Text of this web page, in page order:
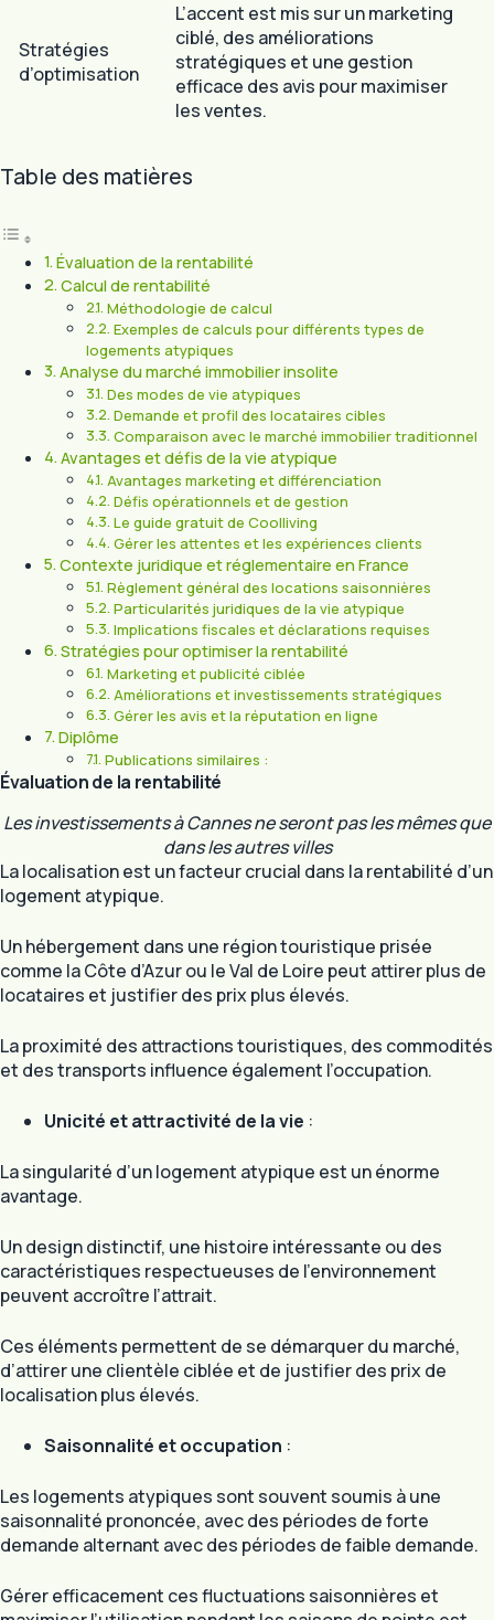
Stratégies
d’optimisation
L’accent est mis sur un marketing
ciblé, des améliorations
stratégiques et une gestion
efficace des avis pour maximiser
les ventes.
Table des matières
Évaluation de la rentabilité
Calcul de rentabilité
Méthodologie de calcul
Exemples de calculs pour différents types de
logements atypiques
Analyse du marché immobilier insolite
Des modes de vie atypiques
Demande et profil des locataires cibles
Comparaison avec le marché immobilier traditionnel
Avantages et défis de la vie atypique
Avantages marketing et différenciation
Défis opérationnels et de gestion
Le guide gratuit de Coolliving
Gérer les attentes et les expériences clients
Contexte juridique et réglementaire en France
Règlement général des locations saisonnières
Particularités juridiques de la vie atypique
Implications fiscales et déclarations requises
Stratégies pour optimiser la rentabilité
Marketing et publicité ciblée
Améliorations et investissements stratégiques
Gérer les avis et la réputation en ligne
Diplôme
Publications similaires :
Évaluation de la rentabilité
Les investissements à Cannes ne seront pas les mêmes que
dans les autres villes
La localisation est un facteur crucial dans la rentabilité d’un
logement atypique.
Un hébergement dans une région touristique prisée
comme la Côte d’Azur ou le Val de Loire peut attirer plus de
locataires et justifier des prix plus élevés.
La proximité des attractions touristiques, des commodités
et des transports influence également l’occupation.
Unicité et attractivité de la vie :
La singularité d’un logement atypique est un énorme
avantage.
Un design distinctif, une histoire intéressante ou des
caractéristiques respectueuses de l’environnement
peuvent accroître l’attrait.
Ces éléments permettent de se démarquer du marché,
d’attirer une clientèle ciblée et de justifier des prix de
localisation plus élevés.
Saisonnalité et occupation :
Les logements atypiques sont souvent soumis à une
saisonnalité prononcée, avec des périodes de forte
demande alternant avec des périodes de faible demande.
Gérer efficacement ces fluctuations saisonnières et